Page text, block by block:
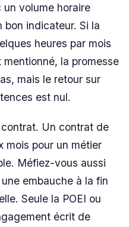
volume horaire
indicateur. Si la
heures par mois
mentionné, la promesse
mais le retour sur
est nul.
Un contrat de
mois pour un métier
Méfiez-vous aussi
embauche à la fin
Seule la POEI ou
écrit de